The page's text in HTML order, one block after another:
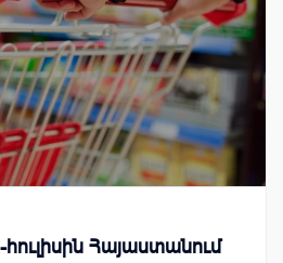
հուլիսին Հայաստանում